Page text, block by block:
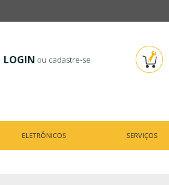
LOGIN ou cadastre-se
ELETRÔNICOS SERVIÇOS